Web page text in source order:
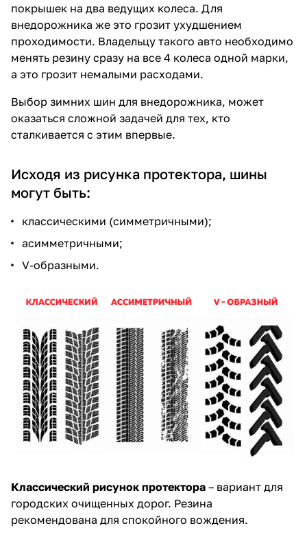
покрышек на два ведущих колеса. Для
внедорожника же это грозит ухудшением
проходимости. Владельцу такого авто необходимо
менять резину сразу на все 4 колеса одной марки,
а это грозит немалыми расходами.
Выбор зимних шин для внедорожника, может
оказаться сложной задачей для тех, кто
сталкивается с этим впервые.
Исходя из рисунка протектора, шины
могут быть:
классическими (симметричными);
асимметричными;
V-образными.
Классический рисунок протектора – вариант для
городских очищенных дорог. Резина
рекомендована для спокойного вождения.